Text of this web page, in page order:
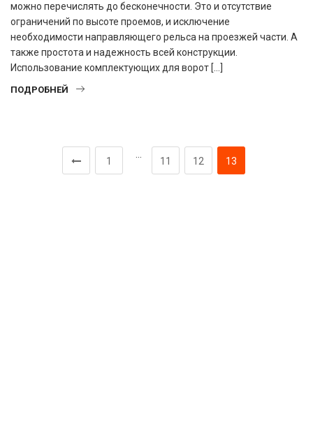
можно перечислять до бесконечности. Это и отсутствие
ограничений по высоте проемов, и исключение
необходимости направляющего рельса на проезжей части. А
также простота и надежность всей конструкции.
Использование комплектующих для ворот […]
ПОДРОБНЕЙ
1
…
11 12 13